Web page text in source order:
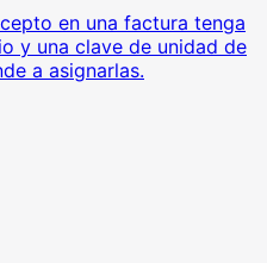
en una factura tenga
y una clave de unidad de
a asignarlas.